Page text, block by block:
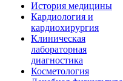
История медицины
Кардиология и
кардиохирургия
Клиническая
лабораторная
диагностика
Косметология